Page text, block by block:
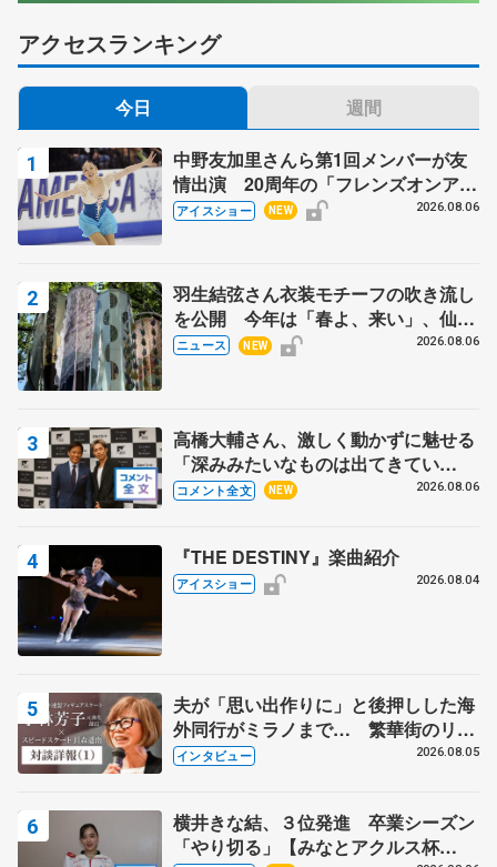
アクセスランキング
今日 週間
中野友加里さんら第1回メンバーが友
情出演 20周年の「フレンズオンアイ
ス」 宮本賢二さん、有川梨絵さん、
アイスショー NEW 2026.08.06
羽生結弦さん衣装モチーフの吹き流し
を公開 今年は「春よ、来い」、仙台
の瑞鳳殿
ニュース NEW 2026.08.06
高橋大輔さん、激しく動かずに魅せる
「深みみたいなものは出てきてい
る？」 〝兄さん〟と慕うレジェンド
コメント全文 NEW 2026.08.06
『THE DESTINY』楽曲紹介
アイスショー 2026.08.04
夫が「思い出作りに」と後押しした海
外同行がミラノまで… 繁華街のリン
クでは不良のお兄さんも味方に 小林
インタビュー 2026.08.05
横井きな結、３位発進 卒業シーズン
「やり切る」【みなとアクルス杯